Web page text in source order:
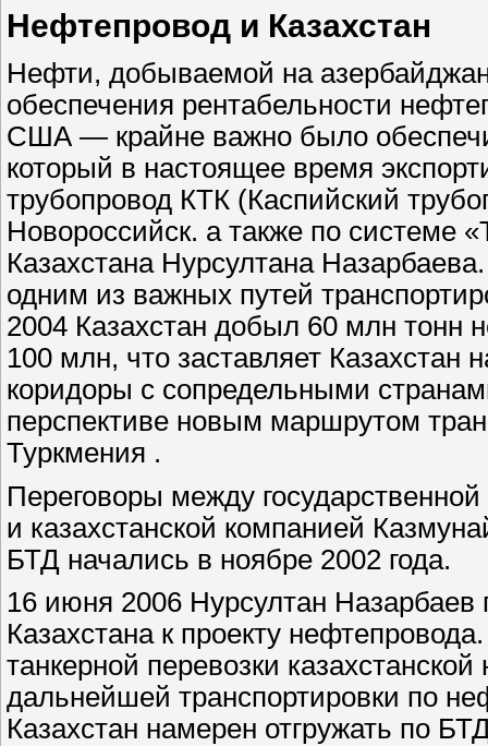
Нефтепровод и Казахстан
Нефти, добываемой на
обеспечения рентабельности
США — крайне важно было
который в настоящее время
трубопровод КТК (Каспийский
Новороссийск. а также по системе
Казахстана Нурсултана
одним из важных путей
2004 Казахстан добыл 60 млн тонн
100 млн, что заставляет Казахстан
коридоры с сопредельными
перспективе новым маршрутом
Туркмения .
Переговоры между
и казахстанской компанией
БТД начались в ноябре 2002 года.
16 июня 2006 Нурсултан Назарбаев
Казахстана к проекту
танкерной перевозки
дальнейшей транспортировки по
Казахстан намерен отгружать по